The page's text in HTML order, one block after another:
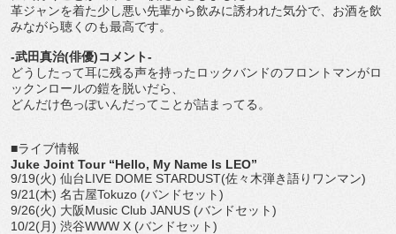
革ジャンを着た少し悪い先輩から飲みに誘われた気分で、お酒を飲
みながら聴くのも最高です。
-武田真治(俳優)コメント-
どうしたって耳に残る声を持ったロックバンドのフロントマンがロ
ックンロールの鎧を脱いだら、
どんだけ色っぽいんだってことが詰まってる。
■ライブ情報
Juke Joint Tour “Hello, My Name Is LEO”
9/19(火) 仙台LIVE DOME STARDUST(佐々木弾き語りワンマン)
9/21(木) 名古屋Tokuzo (バンドセット)
9/26(火) 大阪Music Club JANUS (バンドセット)
10/2(月) 渋谷WWW X (バンドセット)